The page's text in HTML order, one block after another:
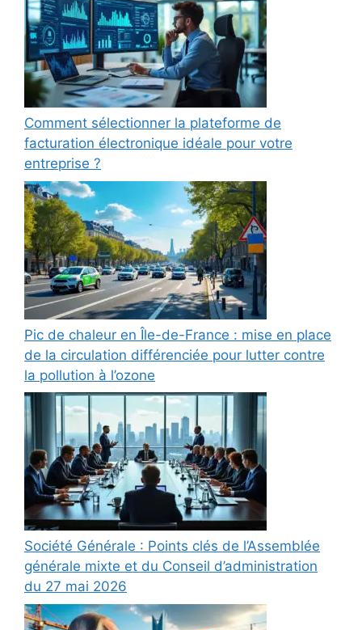
Comment sélectionner la plateforme de
facturation électronique idéale pour votre
entreprise ?
Pic de chaleur en Île-de-France : mise en place
de la circulation différenciée pour lutter contre
la pollution à l’ozone
Société Générale : Points clés de l’Assemblée
générale mixte et du Conseil d’administration
du 27 mai 2026